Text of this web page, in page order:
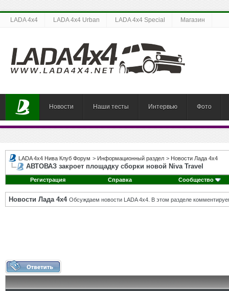
LADA 4x4 LADA 4x4 Urban LADA 4x4 Special Магазин
Новости Наши тесты Интервью Фото
LADA 4x4 Нива Клуб Форум > Информационный раздел > Новости Лада 4х4
АВТОВАЗ закроет площадку сборки новой Niva Travel
Регистрация Справка Сообщество
Новости Лада 4х4 Обсуждаем новости LADA 4x4. В этом разделе